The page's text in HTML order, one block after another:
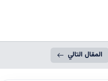
المقال التالي